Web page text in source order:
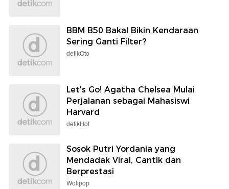
BBM B50 Bakal Bikin Kendaraan
Sering Ganti Filter?
detikOto
Let's Go! Agatha Chelsea Mulai
Perjalanan sebagai Mahasiswi
Harvard
detikHot
Sosok Putri Yordania yang
Mendadak Viral, Cantik dan
Berprestasi
Wolipop